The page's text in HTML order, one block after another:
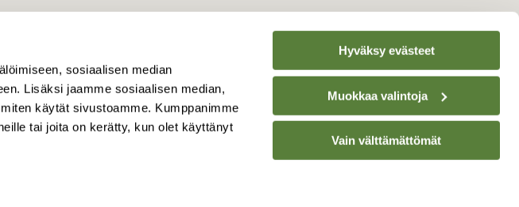
sosiaalisen median
Lisäksi jaamme sosiaalisen median,
käytät sivustoamme. Kumppanimme
tai joita on kerätty, kun olet käyttänyt
Hyväksy evästeet
Muokkaa valintoja
Vain välttämättömät